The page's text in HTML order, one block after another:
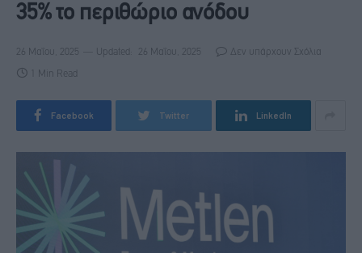
35% το περιθώριο ανόδου
26 Μαΐου, 2025 Updated: 26 Μαΐου, 2025 Δεν υπάρχουν Σχόλια
1 Min Read
Facebook Twitter LinkedIn